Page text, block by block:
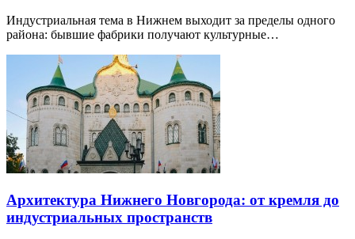
Индустриальная тема в Нижнем выходит за пределы одного
района: бывшие фабрики получают культурные…
Архитектура Нижнего Новгорода: от кремля до
индустриальных пространств